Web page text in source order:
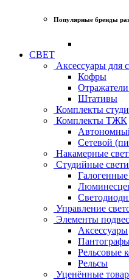
Популярные бренды
СВЕТ
Аксессуары для
Кофры
Штативы
Комплекты
Комплекты ТЖК
Сетевой
Накамерные
Студийные
Управление
Элементы
Аксессуары
Рельсовые
Рельсы
Уценённые